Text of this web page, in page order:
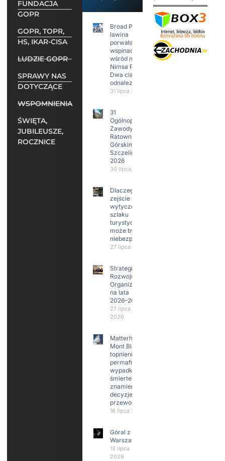
FUNDACJA
GOPR
GOPR, TOPR,
HS, IKAR-CISA
LUDZIE GOPR
SPRAWY NAS
DOTYCZĄCE
WSPOMNIENIA
ŚWIĘTA,
JUBILEUSZE,
ROCZNICE
Broad Peak:
lawina
porwała 10
wspinaczy,
wśród nich
Nimsa Purję.
Dwa ciała
odnalezione.
31 lipca 2026
31
Ogólnopolskie
Zawody w
Ratownictwie
Górskim –
Szczeliniec
2026
30 lipca 2026
Dlaczego
zejście z
wytyczonego
szlaku
turystycznego
może być
niebezpieczne?
27 lipca 2026
Strategia
Rozwoju
Organizacji
na lata
2026–2029
27 lipca
2026
Matterhorn i
Mont Blanc:
topnienie
permafrost,
wypadki
śmiertelne,
znamienne
decyzje
przewodników
16 lipca 2026
Góral z
Warszawy.
13 lipca
2026